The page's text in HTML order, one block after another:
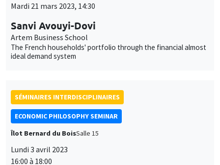
Mardi 21 mars 2023, 14:30
Sanvi Avouyi-Dovi
Artem Business School
The French households' portfolio through the financial almost
ideal demand system
SÉMINAIRES INTERDISCIPLINAIRES
ECONOMIC PHILOSOPHY SEMINAR
Îlot Bernard du BoisSalle 15
Lundi 3 avril 2023
16:00 à 18:00
Utilisation
des
données
et
des
cookies
Ce site utilise des cookies et des services tiers pour garantir son bon
fonctionnement, analyser la fréquentation du site et proposer des
contenus multimédias. Vous êtes libre d’accepter, de refuser ou de
personnaliser l’utilisation de ces services. Votre choix pourra être
modifié à tout moment depuis le lien « Gestion des cookies »
accessible en bas de page. Pour en savoir plus, consultez notre
Personnaliser